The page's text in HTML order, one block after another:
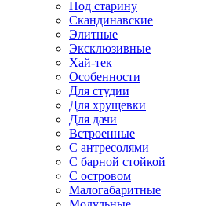
Под старину
Скандинавские
Элитные
Эксклюзивные
Хай-тек
Особенности
Для студии
Для хрущевки
Для дачи
Встроенные
С антресолями
С барной стойкой
С островом
Малогабаритные